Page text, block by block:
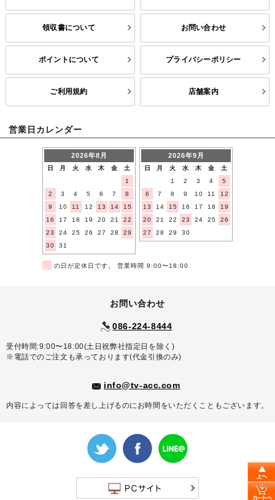
領収書について お問い合わせ
ポイントについて プライバシーポリシー
ご利用規約 店舗案内
営業日カレンダー
2026年8月
日 月 火 水 木 金
土
1
2
3 4 5 6 7
8
9
10 11 12 13 14
15
16
17 18 19 20 21
22
23
24 25 26 27 28
29
30
31
2026年9月
日 月 火 水 木 金
土
1
2 3 4
5
6
7 8 9 10 11
12
13
14 15 16 17 18
19
20
21 22 23 24 25
26
27
28 29 30
の日が定休日です。 営業時間 9:00〜18:00
お問い合わせ
086-224-8444
受付時間:9:00〜18:00(土日祝弊社指定日を除く)
※電話でのご注文も承っております(代金引換のみ)
info@tv-acc.com
内容によっては回答を差し上げるのにお時間をいただくこともございます。